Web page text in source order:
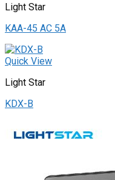
Light Star
KAA-45 AC 5A
Quick View
Light Star
KDX-B